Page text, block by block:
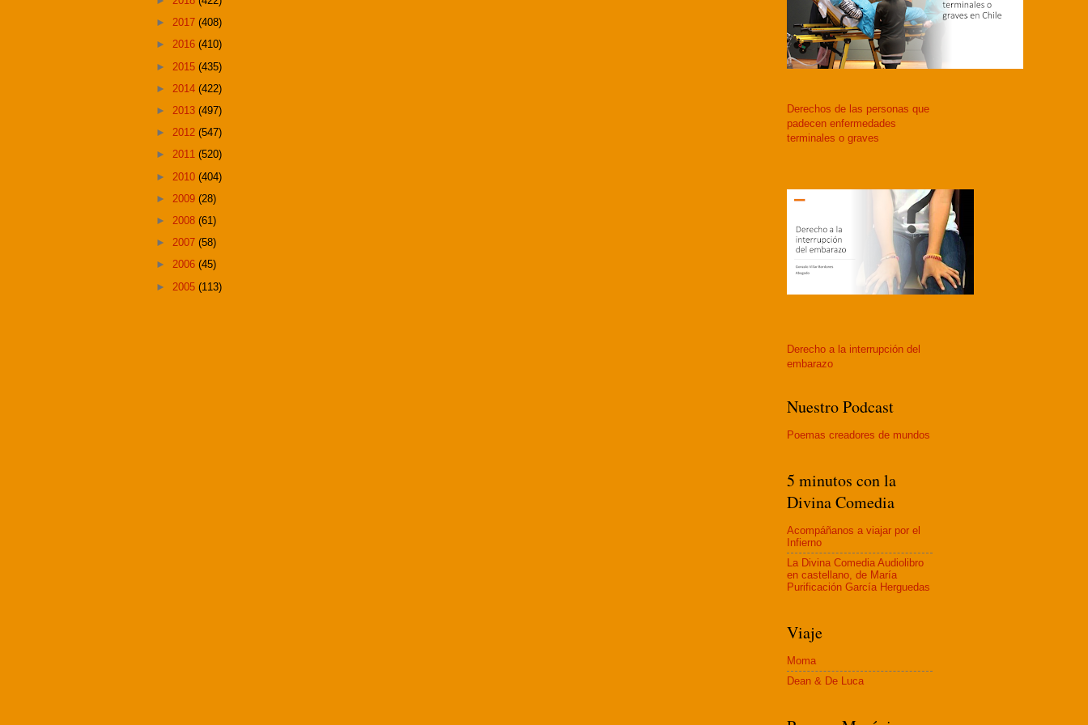
► 2017 (408)
► 2016 (410)
► 2015 (435)
► 2014 (422)
► 2013 (497)
► 2012 (547)
► 2011 (520)
► 2010 (404)
► 2009 (28)
► 2008 (61)
► 2007 (58)
► 2006 (45)
► 2005 (113)
Derechos de las personas que
padecen enfermedades
terminales o graves
Derecho a la interrupción del
embarazo
Nuestro Podcast
Poemas creadores de mundos
5 minutos con la
Divina Comedia
Acompáñanos a viajar por el
Infierno
La Divina Comedia Audiolibro
en castellano, de María
Purificación García Herguedas
Viaje
Moma
Dean & De Luca